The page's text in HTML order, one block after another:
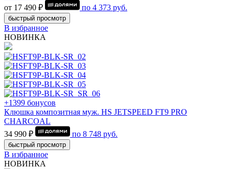
от 17 490 ₽
по 4 373 руб.
быстрый просмотр
В избранное
НОВИНКА
+1399 бонусов
Клюшка композитная муж. HS JETSPEED FT9 PRO
CHARCOAL
34 990 ₽
по 8 748 руб.
быстрый просмотр
В избранное
НОВИНКА